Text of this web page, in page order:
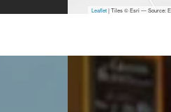
Leaflet| Tiles © Esri — Source: